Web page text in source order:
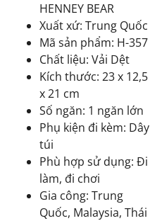
HENNEY BEAR
Xuất xứ: Trung Quốc
Mã sản phẩm: H-357
Chất liệu: Vải Dệt
Kích thước: 23 x 12,5
x 21 cm
Số ngăn: 1 ngăn lớn
Phụ kiện đi kèm: Dây
túi
Phù hợp sử dụng: Đi
làm, đi chơi
Gia công: Trung
Quốc, Malaysia, Thái